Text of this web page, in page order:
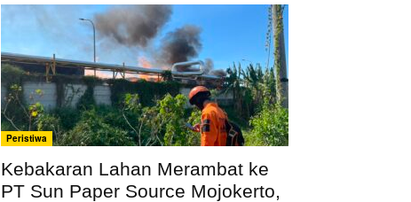
Peristiwa
Kebakaran Lahan Merambat ke
PT Sun Paper Source Mojokerto,